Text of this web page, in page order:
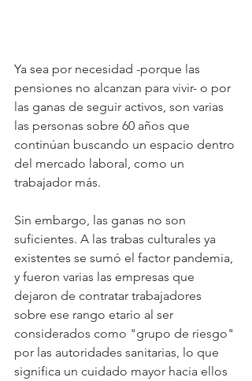
Ya sea por necesidad -porque las
pensiones no alcanzan para vivir- o por
las ganas de seguir activos, son varias
las personas sobre 60 años que
continúan buscando un espacio dentro
del mercado laboral, como un
trabajador más.
Sin embargo, las ganas no son
suficientes. A las trabas culturales ya
existentes se sumó el factor pandemia,
y fueron varias las empresas que
dejaron de contratar trabajadores
sobre ese rango etario al ser
considerados como "grupo de riesgo"
por las autoridades sanitarias, lo que
significa un cuidado mayor hacia ellos